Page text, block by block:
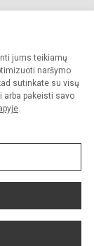
jums teikiamų
naršymo
sutinkate su visų
arba pakeisti savo
.
saugomos.
draudžiama.